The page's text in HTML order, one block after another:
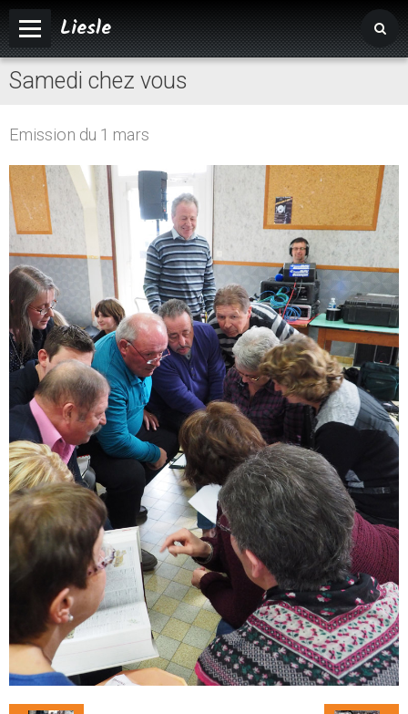
Liesle
Accueil
Vie associative
Tourisme
Samedi chez vous
Emission du 1 mars